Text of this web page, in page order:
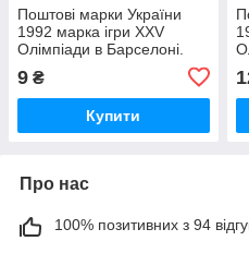
Поштові марки України
1992 марка ігри XXV
Олімпіади в Барселоні.
(3.00)
9 ₴
Купити
Про нас
100% позитивних з 94